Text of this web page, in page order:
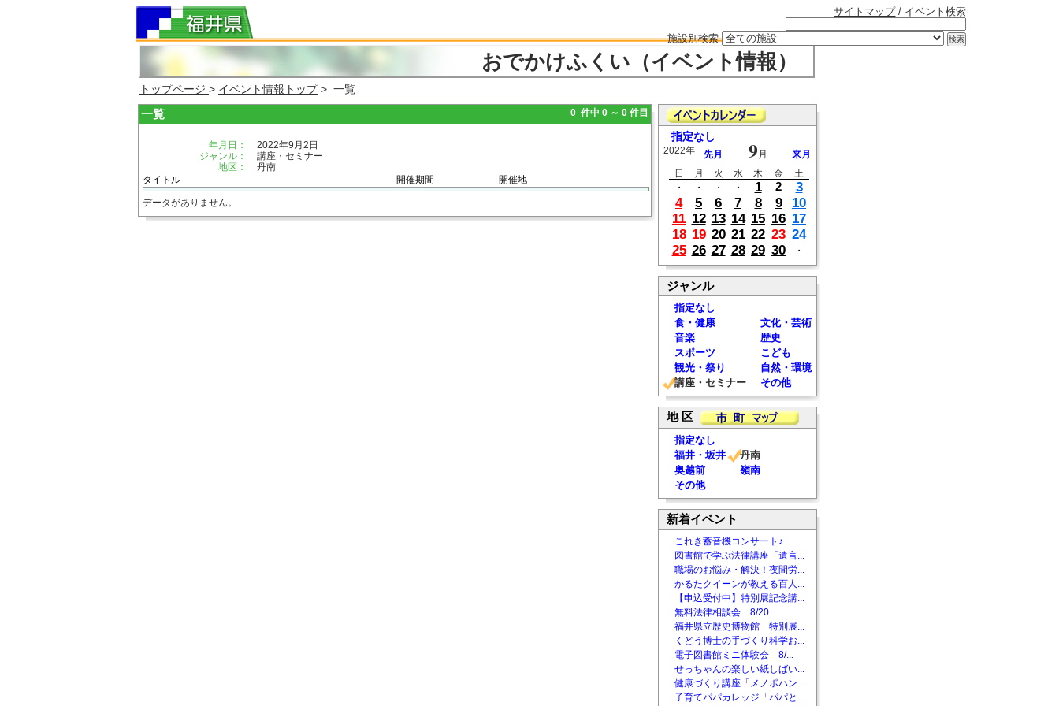
サイトマップ/ イベント検索
施設別検索
おでかけふくい（イベント情報）
トップページ > イベント情報トップ> 一覧
一覧 0 件中 0 ～ 0 件目
年月日：
2022年9月2日
ジャンル：
講座・セミナー
地区：
丹南
タイトル
開催期間 開催地
データがありません。
指定なし
2022年 先月 9月
来月
日
月 火 水 木 金
土
・
・ ・ ・ 1 2
3
4
5 6 7 8 9
10
11 12 13 14 15 16 17
18 19 20 21 22 23 24
25 26 27 28 29 30 ・
ジャンル
指定なし
食・健康
文化・芸術
音楽
歴史
スポーツ
こども
観光・祭り
自然・環境
講座・セミナー
その他
地 区
指定なし
福井・坂井
丹南
奥越前
嶺南
その他
新着イベント
これき蓄音機コンサート♪
図書館で学ぶ法律講座「遺言...
職場のお悩み・解決！夜間労...
かるたクイーンが教える百人...
【申込受付中】特別展記念講...
無料法律相談会 8/20
福井県立歴史博物館 特別展...
くどう博士の手づくり科学お...
電子図書館ミニ体験会 8/...
せっちゃんの楽しい紙しばい...
健康づくり講座「メノポハン...
子育てパパカレッジ「パパと...